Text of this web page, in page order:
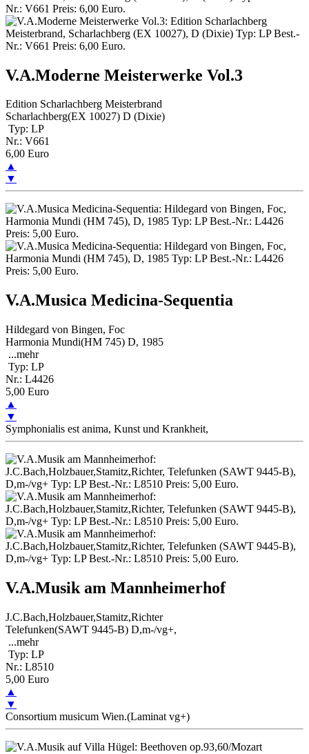
V.A.Moderne Meisterwerke Vol.3
Edition Scharlachberg Meisterbrand
Scharlachberg(EX 10027) D (Dixie)
Typ: LP
Nr.: V661
6,00 Euro
▲
▼
V.A.Musica Medicina-Sequentia
Hildegard von Bingen, Foc
Harmonia Mundi(HM 745) D, 1985
...mehr
Typ: LP
Nr.: L4426
5,00 Euro
▲
▼
Symphonialis est anima, Kunst und Krankheit,
V.A.Musik am Mannheimerhof
J.C.Bach,Holzbauer,Stamitz,Richter
Telefunken(SAWT 9445-B) D,m-/vg+,
...mehr
Typ: LP
Nr.: L8510
5,00 Euro
▲
▼
Consortium musicum Wien.(Laminat vg+)